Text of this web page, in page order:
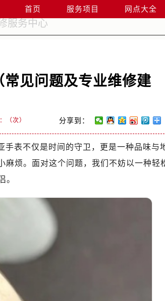
首页 服务项目 网点大全
见问题及专业维修建
（次） 分享到：
手表不仅是时间的守卫，更是一种品味与
麻烦。面对这个问题，我们不妨以一种轻
。